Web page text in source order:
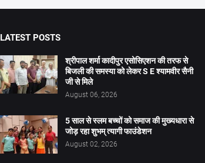
LATEST POSTS
श्रीपाल शर्मा कादीपुर एसोसिएशन की तरफ से
बिजली की समस्या को लेकर S E श्यामवीर सैनी
जी से मिले
August 06, 2026
5 साल से स्लम बच्चों को समाज की मुख्यधारा से
जोड़ रहा शुभम् त्यागी फाउंडेशन
August 02, 2026